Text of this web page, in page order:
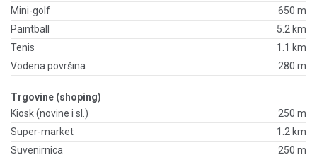
Mini-golf
650 m
Paintball
5.2 km
Tenis
1.1 km
Vodena površina
280 m
Trgovine (shoping)
Kiosk (novine i sl.)
250 m
Super-market
1.2 km
Suvenirnica
250 m